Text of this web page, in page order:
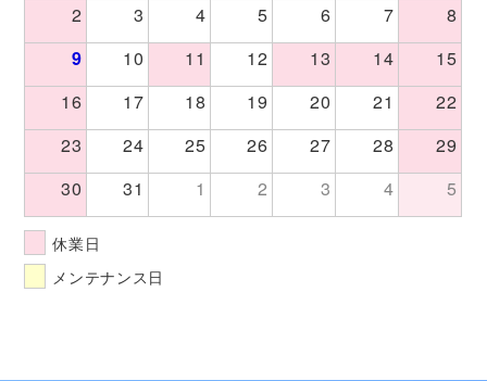
2
3 4 5 6 7
8
9
10 11 12 13 14
15
16
17 18 19 20 21
22
23
24 25 26 27 28
29
30
31 1 2 3 4 5
休業日
メンテナンス日